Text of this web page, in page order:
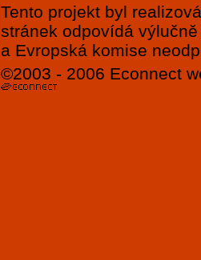
Tento projekt byl
stránek odpovídá
a Evropská komise
©2003 - 2006 Econnect